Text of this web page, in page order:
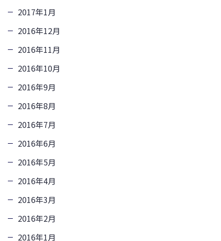
2017年1月
2016年12月
2016年11月
2016年10月
2016年9月
2016年8月
2016年7月
2016年6月
2016年5月
2016年4月
2016年3月
2016年2月
2016年1月